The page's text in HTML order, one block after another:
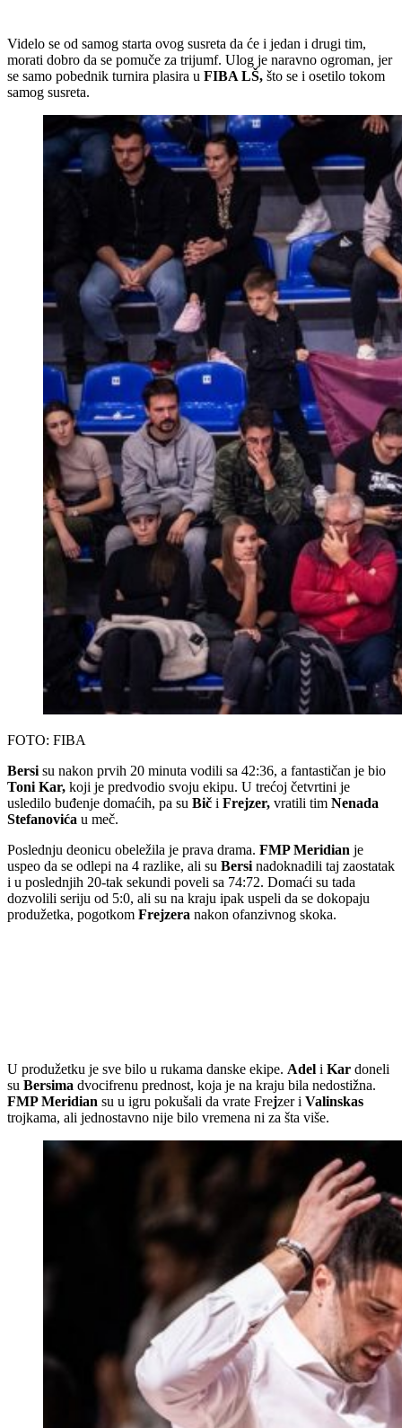
Videlo se od samog starta ovog susreta da će i jedan i drugi tim,
morati dobro da se pomuče za trijumf. Ulog je naravno ogroman, jer
se samo pobednik turnira plasira u FIBA LŠ, što se i osetilo tokom
samog susreta.
FOTO: FIBA
Bersi su nakon prvih 20 minuta vodili sa 42:36, a fantastičan je bio
Toni Kar, koji je predvodio svoju ekipu. U trećoj četvrtini je
usledilo buđenje domaćih, pa su Bič i Frejzer, vratili tim Nenada
Stefanovića u meč.
Poslednju deonicu obeležila je prava drama. FMP Meridian je
uspeo da se odlepi na 4 razlike, ali su Bersi nadoknadili taj zaostatak
i u poslednjih 20-tak sekundi poveli sa 74:72. Domaći su tada
dozvolili seriju od 5:0, ali su na kraju ipak uspeli da se dokopaju
produžetka, pogotkom Frejzera nakon ofanzivnog skoka.
U produžetku je sve bilo u rukama danske ekipe. Adel i Kar doneli
su Bersima dvocifrenu prednost, koja je na kraju bila nedostižna.
FMP Meridian su u igru pokušali da vrate Frejzer i Valinskas
trojkama, ali jednostavno nije bilo vremena ni za šta više.